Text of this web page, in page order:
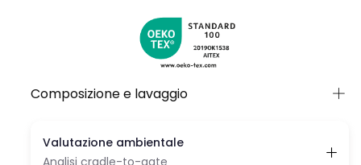
molteplici combinazioni di stile, essendo un capo basico
e funzionale nel guardaroba infantile.
Composizione e lavaggio